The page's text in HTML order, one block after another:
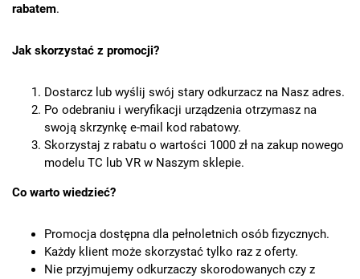
rabatem.
Jak skorzystać z promocji?
Dostarcz lub wyślij swój stary odkurzacz na Nasz adres.
Po odebraniu i weryfikacji urządzenia otrzymasz na
swoją skrzynkę e-mail kod rabatowy.
Skorzystaj z rabatu o wartości 1000 zł na zakup nowego
modelu TC lub VR w Naszym sklepie.
Co warto wiedzieć?
Promocja dostępna dla pełnoletnich osób fizycznych.
Każdy klient może skorzystać tylko raz z oferty.
Nie przyjmujemy odkurzaczy skorodowanych czy z